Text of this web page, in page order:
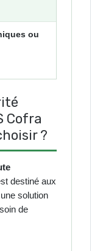
ou
Cofra
?
destiné aux
solution
de